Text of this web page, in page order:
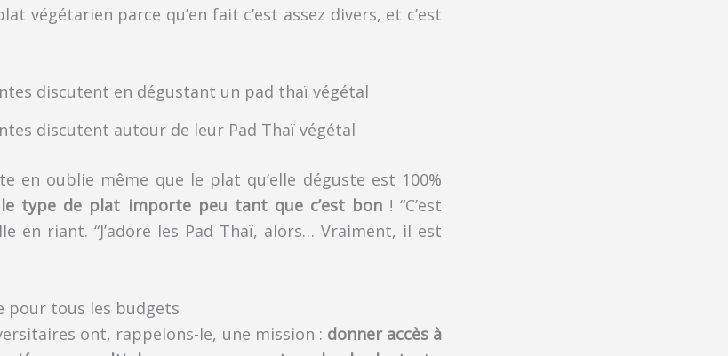
végétarien parce qu’en fait c’est assez divers, et c’est
discutent autour de leur Pad Thaï végétal
en oublie même que le plat qu’elle déguste est 100%
type de plat importe peu tant que c’est bon ! “C’est
en riant. “J’adore les Pad Thaï, alors… Vraiment, il est
pour tous les budgets
ont, rappelons-le, une mission : donner accès à